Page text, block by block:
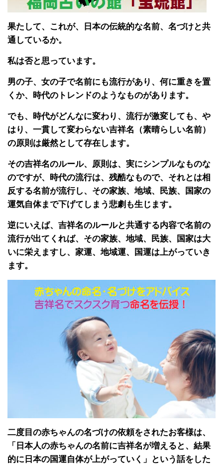
果たして、これが、日本の伝統的な名前、名づけと共
通しているか。
私は否と思っています。
男の子、女の子で名前にも流行があり、何に重きを置
くか、時代のトレンドのようなものがあります。
でも、時代がどんなに変わり、流行が激変しても、や
はり、一貫して変わらない吉祥名（素晴らしい名前）
の原則は厳然として存在します。
その吉祥名のルール、原則は、実にシンプルなものな
のですが、時代の流行は、残酷なもので、それとは相
反する名前が流行し、その家族、地域、民族、国家の
運気自体まで下げてしまう悲劇も生じます。
逆にいえば、吉祥名のルールと共通する内容で名前の
流行が出てくれば、その家族、地域、民族、国家は大
いに栄えますし、家運、地域運、国運は上がっていき
ます。
二度目の赤ちゃんの名づけの依頼をされたお客様は、
「日本人の赤ちゃんの名前に吉祥名が増えると、結果
的に日本の国運自体が上がっていく」という話をした